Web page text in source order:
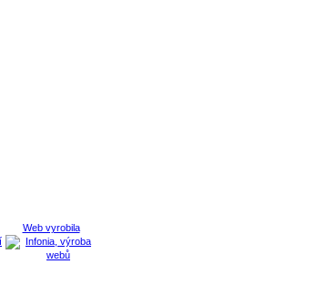
Web vyrobila